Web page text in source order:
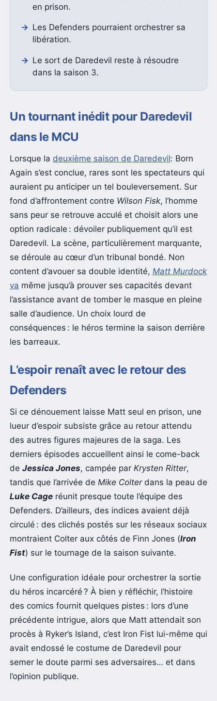
en prison.
Les Defenders pourraient orchestrer sa
libération.
Le sort de Daredevil reste à résoudre
dans la saison 3.
Un tournant inédit pour Daredevil
dans le MCU
Lorsque la deuxième saison de Daredevil: Born
Again s’est conclue, rares sont les spectateurs qui
auraient pu anticiper un tel bouleversement. Sur
fond d’affrontement contre Wilson Fisk, l’homme
sans peur se retrouve acculé et choisit alors une
option radicale : dévoiler publiquement qu’il est
Daredevil. La scène, particulièrement marquante,
se déroule au cœur d’un tribunal bondé. Non
content d’avouer sa double identité, Matt Murdock
va même jusqu’à prouver ses capacités devant
l’assistance avant de tomber le masque en pleine
salle d’audience. Un choix lourd de
conséquences : le héros termine la saison derrière
les barreaux.
L’espoir renaît avec le retour des
Defenders
Si ce dénouement laisse Matt seul en prison, une
lueur d’espoir subsiste grâce au retour attendu
des autres figures majeures de la saga. Les
derniers épisodes accueillent ainsi le come-back
de Jessica Jones, campée par Krysten Ritter,
tandis que l’arrivée de Mike Colterdans la peau de
Luke Cage réunit presque toute l’équipe des
Defenders. D’ailleurs, des indices avaient déjà
circulé : des clichés postés sur les réseaux sociaux
montraient Colter aux côtés de Finn Jones (Iron
Fist) sur le tournage de la saison suivante.
Une configuration idéale pour orchestrer la sortie
du héros incarcéré ? À bien y réfléchir, l’histoire
des comics fournit quelques pistes : lors d’une
précédente intrigue, alors que Matt attendait son
procès à Ryker’s Island, c’est Iron Fist lui-même qui
avait endossé le costume de Daredevil pour
semer le doute parmi ses adversaires… et dans
l’opinion publique.